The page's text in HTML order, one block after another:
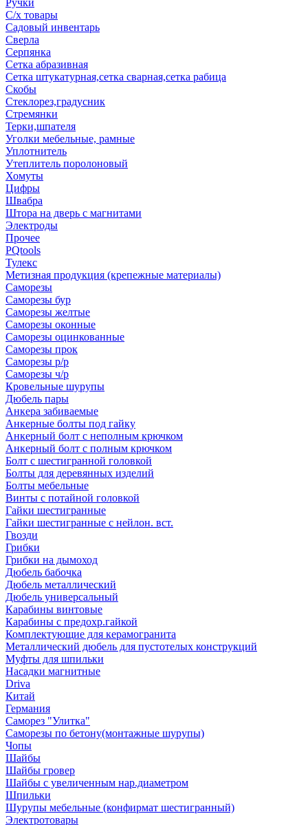
Ручки
С/х товары
Садовый инвентарь
Сверла
Серпянка
Сетка абразивная
Сетка штукатурная,сетка сварная,сетка рабица
Скобы
Стеклорез,градусник
Стремянки
Терки,шпателя
Уголки мебельные, рамные
Уплотнитель
Утеплитель поролоновый
Хомуты
Цифры
Швабра
Штора на дверь с магнитами
Электроды
Прочее
PQtools
Тулекс
Метизная продукция (крепежные материалы)
Саморезы
Саморезы бур
Саморезы желтые
Саморезы оконные
Саморезы оцинкованные
Саморезы прок
Саморезы р/р
Саморезы ч/р
Кровельные шурупы
Дюбель пары
Анкера забиваемые
Анкерные болты под гайку
Анкерный болт с неполным крючком
Анкерный болт с полным крючком
Болт с шестигранной головкой
Болты для деревянных изделий
Болты мебельные
Винты с потайной головкой
Гайки шестигранные
Гайки шестигранные с нейлон. вст.
Гвозди
Грибки
Грибки на дымоход
Дюбель бабочка
Дюбель металлический
Дюбель универсальный
Карабины винтовые
Карабины с предохр.гайкой
Комплектующие для керамогранита
Металлический дюбель для пустотелых конструкций
Муфты для шпильки
Насадки магнитные
Driva
Китай
Германия
Саморез "Улитка"
Саморезы по бетону(монтажные шурупы)
Чопы
Шайбы
Шайбы гровер
Шайбы с увеличенным нар.диаметром
Шпильки
Шурупы мебельные (конфирмат шестигранный)
Электротовары